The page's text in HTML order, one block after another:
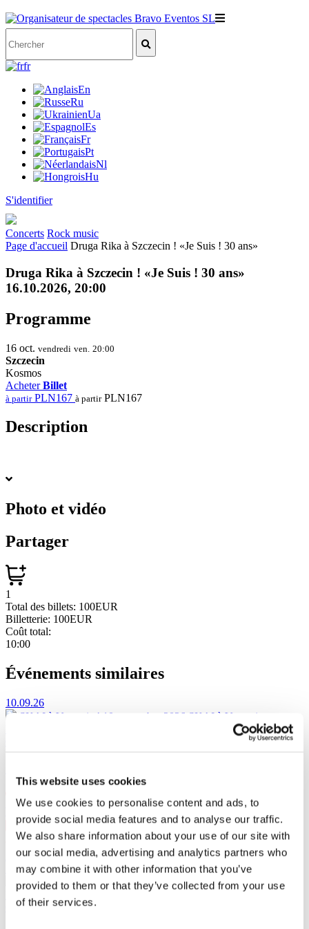
This website uses cookies
We use cookies to personalise content and ads, to
provide social media features and to analyse our traffic.
We also share information about your use of our site with
our social media, advertising and analytics partners who
may combine it with other information that you’ve
provided to them or that they’ve collected from your use
of their services.
fr
En
Ru
Ua
Es
Fr
Pt
Nl
Hu
S'identifier
Concerts Rock music
Page d'accueil Druga Rika à Szczecin ! «Je Suis ! 30 ans»
Druga Rika à Szczecin ! «Je Suis ! 30 ans»
16.10.2026, 20:00
Programme
16 oct. vendredi ven. 20:00
Szczecin
Kosmos
AcheterBillet
à partirPLN167 à partirPLN167
Description
Photo et vidéo
Partager
1
Total des billets: 100EUR
Billetterie: 100EUR
Coût total:
10:00
Événements similaires
10.09.26
SKAI à Varsovie ! 10 septembre 2026 SKAI à Varsovie au
, VooDoo Club
PLN167
Acheter un billet
11.09.26
SKAI à Szczecin !
11 septembre 2026 SKAI à Szczecin au
Kosmos. 25 ans sur scène.
Concerts